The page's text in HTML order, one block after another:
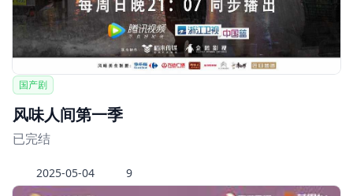
国产剧
风味人间第一季
已完结
2025-05-04 9